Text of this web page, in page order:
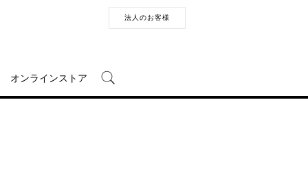
法人のお客様
オンラインストア